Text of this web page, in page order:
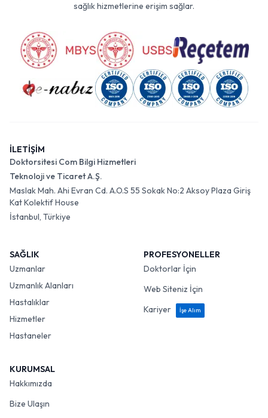
sağlık hizmetlerine erişim sağlar.
İLETİŞİM
Doktorsitesi Com Bilgi Hizmetleri
Teknoloji ve Ticaret A.Ş.
Maslak Mah. Ahi Evran Cd. A.O.S 55 Sokak No:2 Aksoy Plaza Giriş
Kat Kolektif House
İstanbul, Türkiye
SAĞLIK
Uzmanlar
Uzmanlık Alanları
Hastalıklar
Hizmetler
Hastaneler
PROFESYONELLER
Doktorlar İçin
Web Siteniz İçin
Kariyer
İşe Alım
KURUMSAL
Hakkımızda
Bize Ulaşın